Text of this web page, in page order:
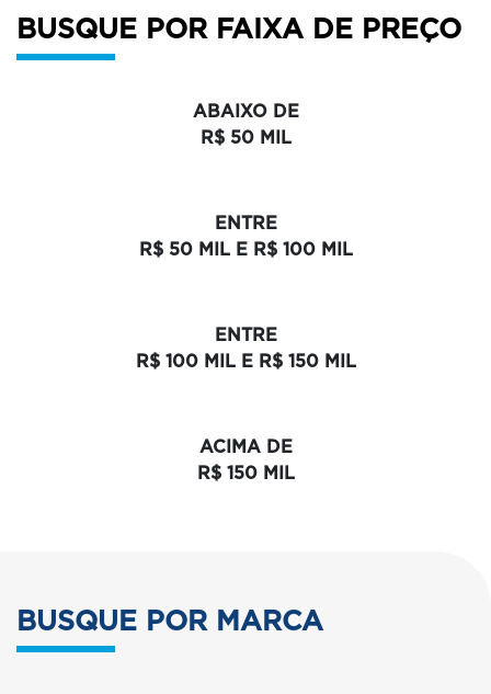
BUSQUE POR FAIXA DE PREÇO
ABAIXO DE
R$ 50 MIL
ENTRE
R$ 50 MIL E R$ 100 MIL
ENTRE
R$ 100 MIL E R$ 150 MIL
ACIMA DE
R$ 150 MIL
BUSQUE POR MARCA